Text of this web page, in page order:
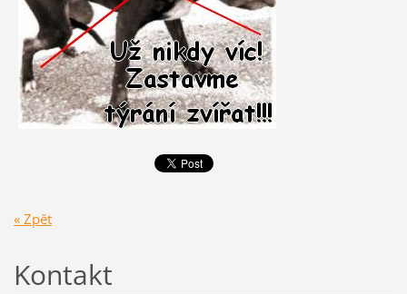
« Zpět
Kontakt